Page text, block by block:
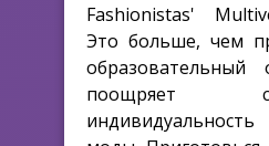
Fashionistas'
Это больше, чем
поощряет